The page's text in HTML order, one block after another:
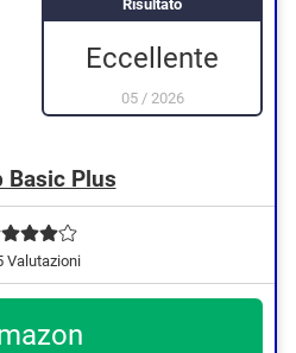
Risultato
Eccellente
05/ 2026
Basic Plus
Valutazioni